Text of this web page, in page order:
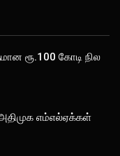
ரூ.100 கோடி நில
எம்எல்ஏக்கள்